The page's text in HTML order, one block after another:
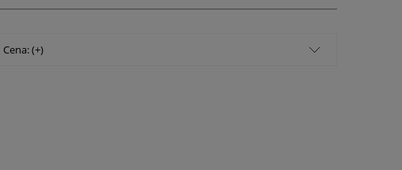
Cena: (+)